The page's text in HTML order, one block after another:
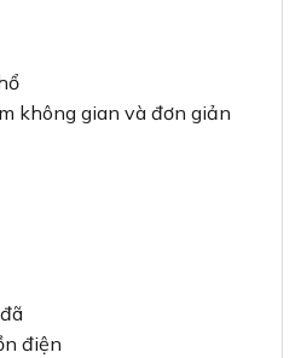
không gian và đơn giản
điện